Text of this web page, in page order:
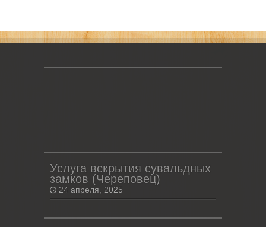
Услуга вскрытия сувальдных
замков (Череповец)
24 апреля, 2025